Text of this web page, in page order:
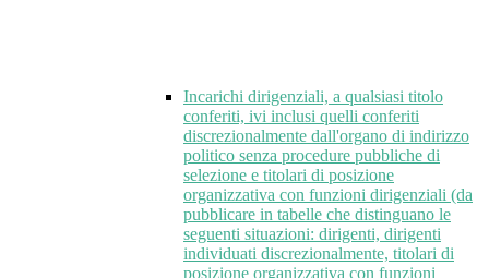
Incarichi dirigenziali, a qualsiasi titolo
conferiti, ivi inclusi quelli conferiti
discrezionalmente dall'organo di indirizzo
politico senza procedure pubbliche di
selezione e titolari di posizione
organizzativa con funzioni dirigenziali (da
pubblicare in tabelle che distinguano le
seguenti situazioni: dirigenti, dirigenti
individuati discrezionalmente, titolari di
posizione organizzativa con funzioni